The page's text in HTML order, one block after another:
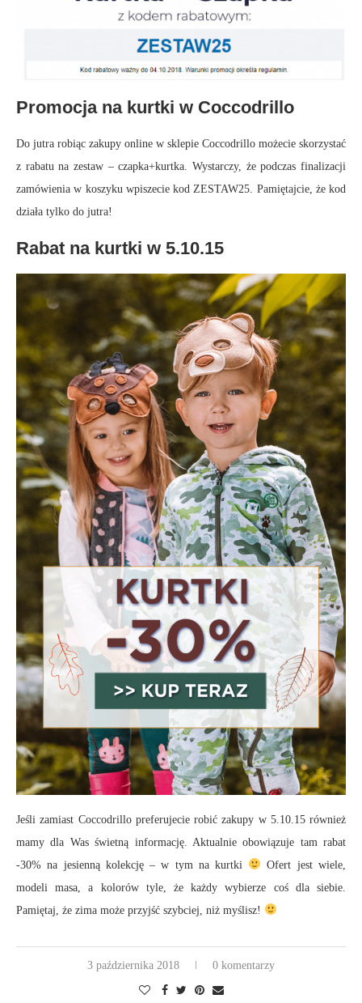
Promocja na kurtki w Coccodrillo
Do jutra robiąc zakupy online w sklepie Coccodrillo możecie skorzystać
z rabatu na zestaw – czapka+kurtka. Wystarczy, że podczas finalizacji
zamówienia w koszyku wpiszecie kod ZESTAW25. Pamiętajcie, że kod
działa tylko do jutra!
Rabat na kurtki w 5.10.15
Jeśli zamiast Coccodrillo preferujecie robić zakupy w 5.10.15 również
mamy dla Was świetną informację. Aktualnie obowiązuje tam rabat
-30% na jesienną kolekcję – w tym na kurtki
Ofert jest wiele,
modeli masa, a kolorów tyle, że każdy wybierze coś dla siebie.
Pamiętaj, że zima może przyjść szybciej, niż myślisz!
3 października 2018 0 komentarzy